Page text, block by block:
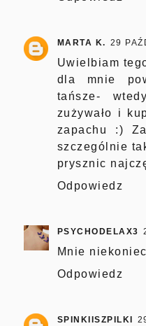
MARTA K. 29
Uwielbiam
dla mnie
tańsze-
zużywało i
zapachu :)
szczególnie
prysznic
Odpowiedz
PSYCHODELAX3
Mnie
Odpowiedz
SPINKIISZPILKI